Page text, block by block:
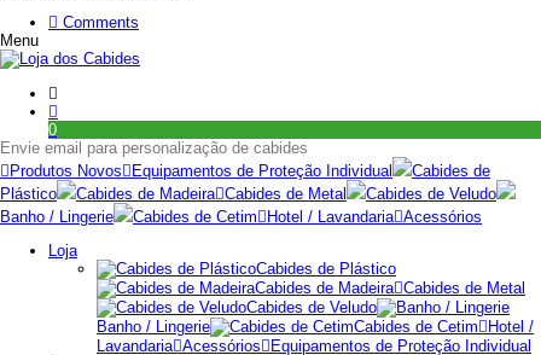
Comments
Menu
0
Envie email para personalização de cabides
Produtos Novos
Equipamentos de Proteção Individual
Cabides de
Plástico
Cabides de Madeira Cabides de Metal
Cabides de Veludo
Banho / Lingerie
Cabides de Cetim Hotel / Lavandaria Acessórios
Loja
Cabides de Plástico
Cabides de Madeira Cabides de Metal
Cabides de Veludo
Banho / Lingerie
Cabides de Cetim
Hotel /
Lavandaria Acessórios
Equipamentos de Proteção Individual